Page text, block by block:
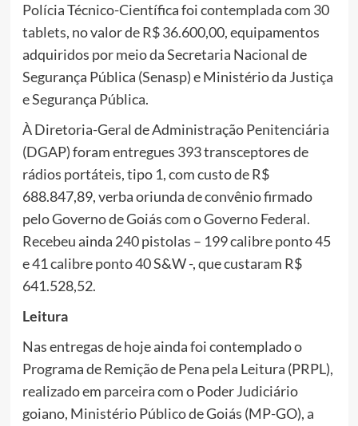
Polícia Técnico-Científica foi contemplada com 30
tablets, no valor de R$ 36.600,00, equipamentos
adquiridos por meio da Secretaria Nacional de
Segurança Pública (Senasp) e Ministério da Justiça
e Segurança Pública.
À Diretoria-Geral de Administração Penitenciária
(DGAP) foram entregues 393 transceptores de
rádios portáteis, tipo 1, com custo de R$
688.847,89, verba oriunda de convênio firmado
pelo Governo de Goiás com o Governo Federal.
Recebeu ainda 240 pistolas – 199 calibre ponto 45
e 41 calibre ponto 40 S&W -, que custaram R$
641.528,52.
Leitura
Nas entregas de hoje ainda foi contemplado o
Programa de Remição de Pena pela Leitura (PRPL),
realizado em parceira com o Poder Judiciário
goiano, Ministério Público de Goiás (MP-GO), a